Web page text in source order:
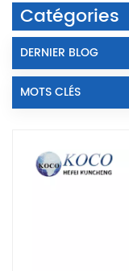
Catégories
DERNIER BLOG
MOTS CLÉS